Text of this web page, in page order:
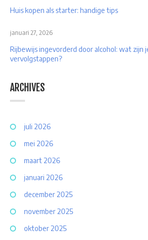
Huis kopen als starter: handige tips
Rijbewijs ingevorderd door alcohol: wat zijn
vervolgstappen?
januari 27, 2026
ARCHIVES
juli 2026
mei 2026
maart 2026
januari 2026
december 2025
november 2025
oktober 2025